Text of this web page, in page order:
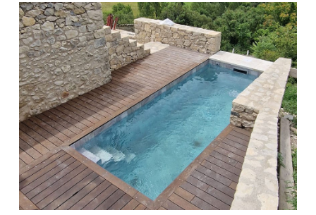
Piscine
liner
avec
revêtement
en
PVC